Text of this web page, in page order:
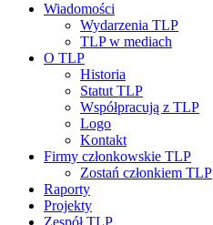
Wiadomości
Wydarzenia TLP
TLP w mediach
O TLP
Historia
Statut TLP
Współpracują z TLP
Logo
Kontakt
Firmy członkowskie TLP
Zostań członkiem TLP
Raporty
Projekty
Zespół TLP